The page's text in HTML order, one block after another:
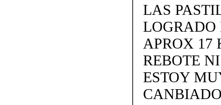
LAS
LOGRADO
APROX 17
REBOTE
ESTOY